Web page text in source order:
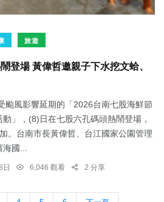
旅遊
登場 黃偉哲邀親子下水挖文蛤、
颱風影響延期的「2026台南七股海鮮節
」，(8)日在七股六孔碼頭熱鬧登場，
。台南市長黃偉哲、台江國家公園管理
國...
日 6,046 觀看 2 分享